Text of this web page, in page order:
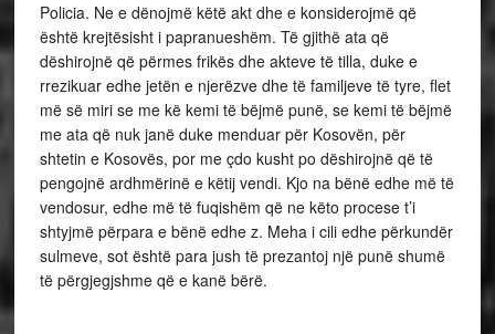
Policia. Ne e dënojmë këtë akt dhe e konsiderojmë që
është krejtësisht i papranueshëm. Të gjithë ata që
dëshirojnë që përmes frikës dhe akteve të tilla, duke e
rrezikuar edhe jetën e njerëzve dhe të familjeve të tyre, flet
më së miri se me kë kemi të bëjmë punë, se kemi të bëjmë
me ata që nuk janë duke menduar për Kosovën, për
shtetin e Kosovës, por me çdo kusht po dëshirojnë që të
pengojnë ardhmërinë e këtij vendi. Kjo na bënë edhe më të
vendosur, edhe më të fuqishëm që ne këto procese t’i
shtyjmë përpara e bënë edhe z. Meha i cili edhe përkundër
sulmeve, sot është para jush të prezantoj një punë shumë
të përgjegjshme që e kanë bërë.